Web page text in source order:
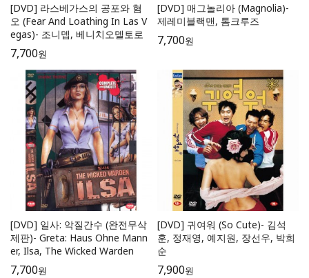
[DVD] 라스베가스의 공포와 혐
오 (Fear And Loathing In Las V
egas)- 조니뎁, 베니치오델토로
7,700원
[DVD] 매그놀리아 (Magnolia)-
제레미블랙맨, 톰크루즈
7,700원
[DVD] 일사: 악질간수 (완전무삭
제판)- Greta: Haus Ohne Mann
er, Ilsa, The Wicked Warden
7,700원
[DVD] 귀여워 (So Cute)- 김석
훈, 정재영, 예지원, 장선우, 박희
순
7,900원